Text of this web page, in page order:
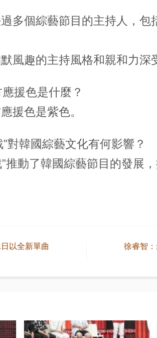
多個綜藝節目的主持人，包
風趣的主持風格和親和力深
援色是什麼？
援色是紫色。
對韓國綜藝文化有何影響？
推動了韓國綜藝節目的發展
以全新單曲
徐睿智